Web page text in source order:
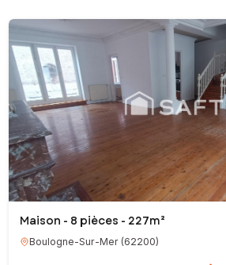
Maison - 8 pièces - 227m²
Boulogne-Sur-Mer(62200)